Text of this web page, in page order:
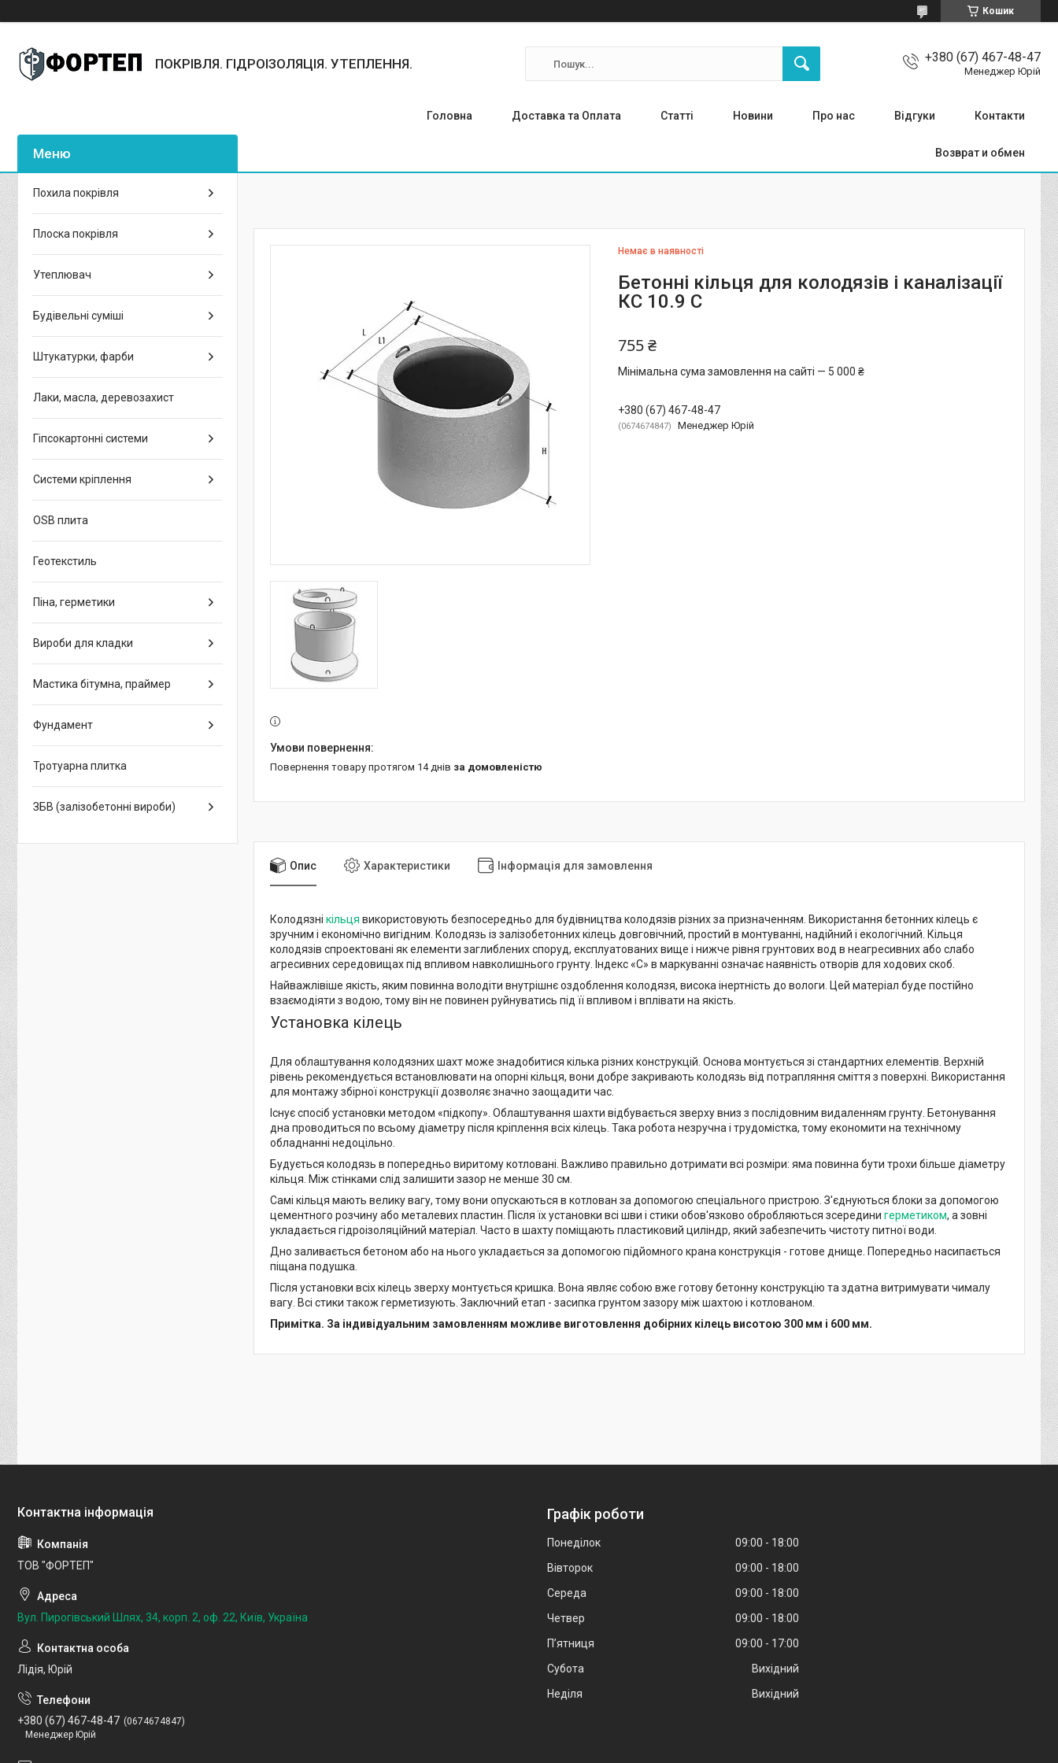
Кошик
ПОКРІВЛЯ. ГІДРОІЗОЛЯЦІЯ. УТЕПЛЕННЯ. +380 (67) 467-48-47
Менеджер Юрій
Головна Доставка та Оплата Статті Новини Про нас Відгуки Контакти
Возврат и обмен
Немає в наявності
Бетонні кільця для колодязів і каналізації
КС 10.9 С
755 ₴
Мінімальна сума замовлення на сайті — 5 000 ₴
+380 (67) 467-48-47
0674674847 Менеджер Юрій
повернення товару протягом 14 днів за домовленістю
Опис Характеристики Інформація для замовлення
Колодязні кільця використовують безпосередньо для будівництва колодязів різних за призначенням. Використання бетонних кілець є
зручним і економічно вигідним. Колодязь із залізобетонних кілець довговічний, простий в монтуванні, надійний і екологічний. Кільця
колодязів спроектовані як елементи заглиблених споруд, експлуатованих вище і нижче рівня грунтових вод в неагресивних або слабо
агресивних середовищах під впливом навколишнього грунту. Індекс «С» в маркуванні означає наявність отворів для ходових скоб.
Найважлівіше якість, яким повинна володіти внутрішнє оздоблення колодязя, висока інертність до вологи. Цей матеріал буде постійно
взаємодіяти з водою, тому він не повинен руйнуватись під її впливом і вплівати на якість.
Установка кілець
Для облаштування колодязних шахт може знадобитися кілька різних конструкцій. Основа монтується зі стандартних елементів. Верхній
рівень рекомендується встановлювати на опорні кільця, вони добре закривають колодязь від потрапляння сміття з поверхні. Використання
для монтажу збірної конструкції дозволяє значно заощадити час.
Існує спосіб установки методом «підкопу». Облаштування шахти відбувається зверху вниз з послідовним видаленням грунту. Бетонування
дна проводиться по всьому діаметру після кріплення всіх кілець. Така робота незручна і трудомістка, тому економити на технічному
обладнанні недоцільно.
Будується колодязь в попередньо виритому котловані. Важливо правильно дотримати всі розміри: яма повинна бути трохи більше діаметру
кільця. Між стінками слід залишити зазор не менше 30 см.
Самі кільця мають велику вагу, тому вони опускаються в котлован за допомогою спеціального пристрою. З'єднуються блоки за допомогою
цементного розчину або металевих пластин. Після їх установки всі шви і стики обов'язково обробляються зсередини герметиком, а зовні
укладається гідроізоляційний матеріал. Часто в шахту поміщають пластиковий циліндр, який забезпечить чистоту питної води.
Дно заливається бетоном або на нього укладається за допомогою підйомного крана конструкція - готове днище. Попередньо насипається
піщана подушка.
Після установки всіх кілець зверху монтується кришка. Вона являє собою вже готову бетонну конструкцію та здатна витримувати чималу
вагу. Всі стики також герметизують. Заключний етап - засипка грунтом зазору між шахтою і котлованом.
Примітка. За індивідуальним замовленням можливе виготовлення добірних кілець висотою 300 мм і 600 мм.
Похила покрівля
Плоска покрівля
Утеплювач
Будівельні суміші
Штукатурки, фарби
Лаки, масла, деревозахист
Гіпсокартонні системи
Системи кріплення
OSB плита
Геотекстиль
Піна, герметики
Вироби для кладки
Мастика бітумна, праймер
Фундамент
Тротуарна плитка
ЗБВ (залізобетонні вироби)
ТОВ "ФОРТЕП"
Вул. Пирогівський Шлях, 34, корп. 2, оф. 22, Київ, Україна
Лідія, Юрій
+380 (67) 467-48-47
0674674847
Менеджер Юрій
Графік роботи
Понеділок 09:00
18:00
Вівторок
09:00
18:00
Середа
09:00
18:00
Четвер
09:00
18:00
Пʼятниця
09:00
17:00
Субота
Вихідний
Неділя
Вихідний